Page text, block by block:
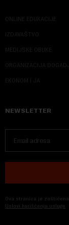
ONLINE EDUKACIJE
IZDAVAŠTVO
MEDIJSKE OBUKE
ORGANIZACIJA
EKONOM I JA
NEWSLETTER
Ova stranica je zaštićena
Uslovi korišćenja usluge